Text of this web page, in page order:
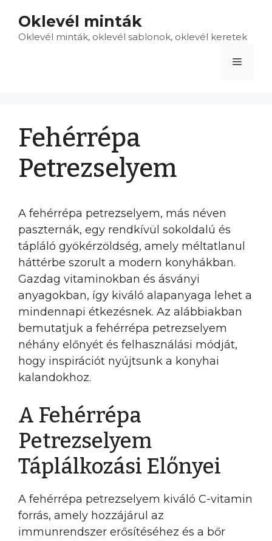
tartalomba
Oklevél minták
Oklevél minták, oklevél sablonok, oklevél keretek
Menü
Fehérrépa
Petrezselyem
A fehérrépa petrezselyem, más néven
paszternák, egy rendkívül sokoldalú és
tápláló gyökérzöldség, amely méltatlanul
háttérbe szorult a modern konyhákban.
Gazdag vitaminokban és ásványi
anyagokban, így kiváló alapanyaga lehet a
mindennapi étkezésnek. Az alábbiakban
bemutatjuk a fehérrépa petrezselyem
néhány előnyét és felhasználási módját,
hogy inspirációt nyújtsunk a konyhai
kalandokhoz.
A Fehérrépa
Petrezselyem
Táplálkozási Előnyei
A fehérrépa petrezselyem kiváló C-vitamin
forrás, amely hozzájárul az
immunrendszer erősítéséhez és a bőr